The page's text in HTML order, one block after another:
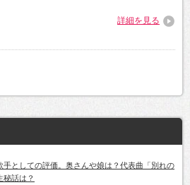
詳細を見る
手としての評価。奥さんや娘は？代表曲「別れの
秘話は？